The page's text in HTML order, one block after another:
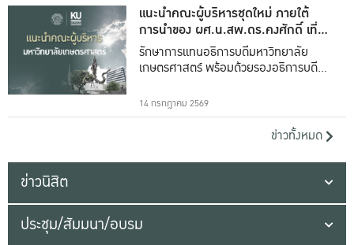
แนะนำคณะผู้บริหารชุดใหม่ ภายใต้
การนำของ ผศ.น.สพ.ดร.คงศักดิ์ เที่ยง
ธรรม
รักษาการแทนอธิการบดีมหาวิทยาลัย
เกษตรศาสตร์ พร้อมด้วยรองอธิการบดีทั้ง
14 กรกฎาคม 2569
ข่าวทั้งหมด
ข่าวนิสิต
ประชุม/สัมมนา/อบรม